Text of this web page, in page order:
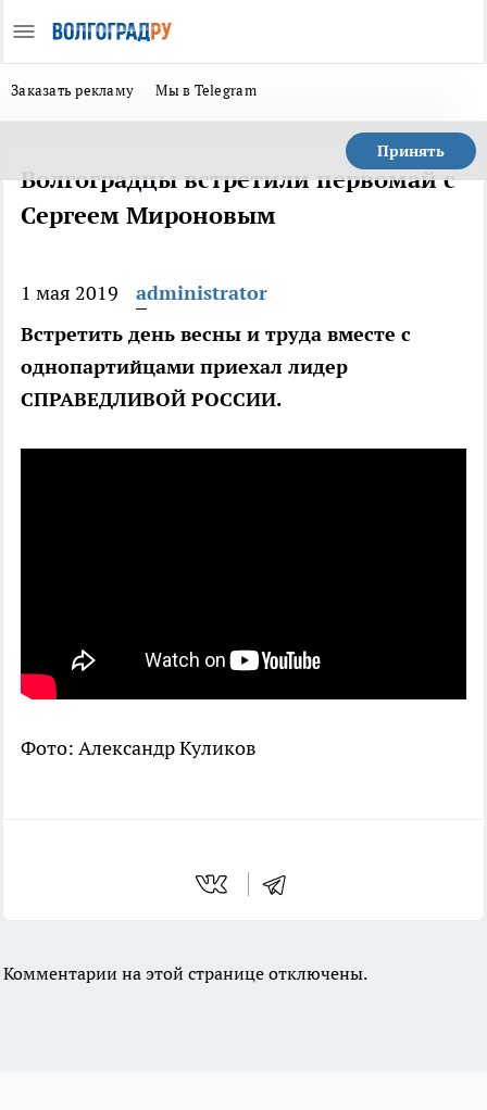
Заказать рекламу Мы в Telegram
Принять
Волгоградцы встретили первомай с
Сергеем Мироновым
1 мая 2019
administrator
Встретить день весны и труда вместе с
однопартийцами приехал лидер
СПРАВЕДЛИВОЙ РОССИИ.
Фото: Александр Куликов
Комментарии на этой странице отключены.